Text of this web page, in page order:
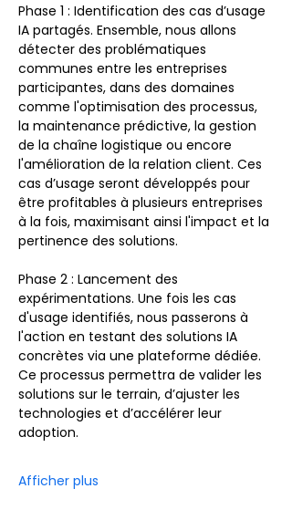
Phase 1 : Identification des cas d’usage
IA partagés. Ensemble, nous allons
détecter des problématiques
communes entre les entreprises
participantes, dans des domaines
comme l'optimisation des processus,
la maintenance prédictive, la gestion
de la chaîne logistique ou encore
l'amélioration de la relation client. Ces
cas d’usage seront développés pour
être profitables à plusieurs entreprises
à la fois, maximisant ainsi l'impact et la
pertinence des solutions.
Phase 2 : Lancement des
expérimentations. Une fois les cas
d'usage identifiés, nous passerons à
l'action en testant des solutions IA
concrètes via une plateforme dédiée.
Ce processus permettra de valider les
solutions sur le terrain, d’ajuster les
technologies et d’accélérer leur
adoption.
Afficher plus